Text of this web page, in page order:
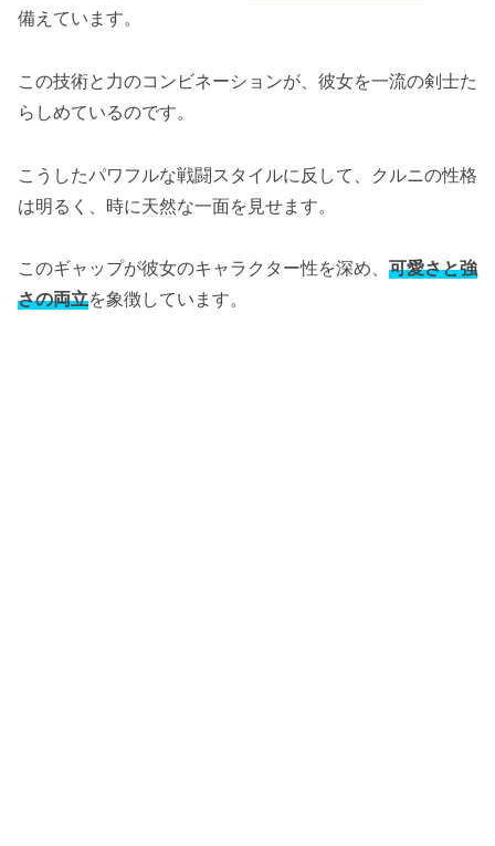
備えています。
この技術と力のコンビネーションが、彼女を一流の剣士た
らしめているのです。
こうしたパワフルな戦闘スタイルに反して、クルニの性格
は明るく、時に天然な一面を見せます。
このギャップが彼女のキャラクター性を深め、 可愛さと強
さの両立を象徴しています。